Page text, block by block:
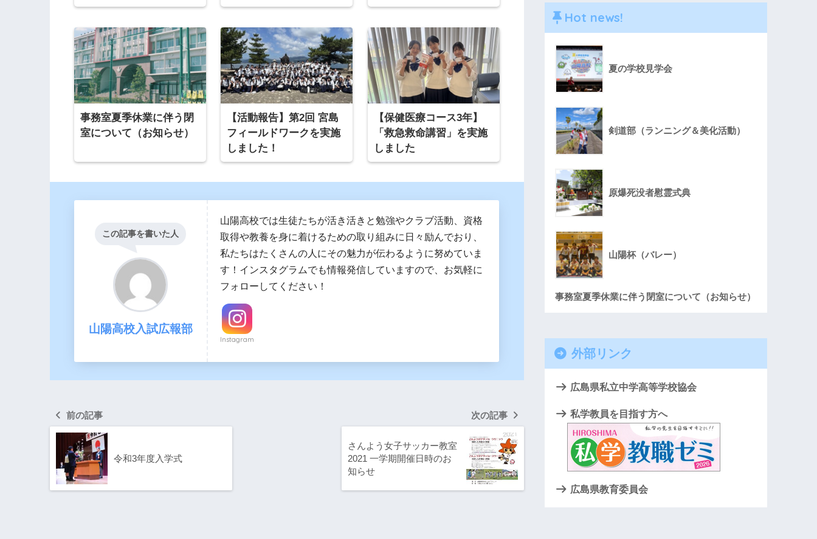
事務室夏季休業に伴う閉
室について（お知らせ）
【活動報告】第2回 宮島
フィールドワークを実施
しました！
【保健医療コース3年】
「救急救命講習」を実施
しました
この記事を書いた人
山陽高校入試広報部
山陽高校では生徒たちが活き活きと勉強やクラブ活動、資格
取得や教養を身に着けるための取り組みに日々励んでおり、
私たちはたくさんの人にその魅力が伝わるように努めていま
す！インスタグラムでも情報発信していますので、お気軽に
フォローしてください！
Instagram
前の記事
令和3年度入学式
次の記事
さんよう女子サッカー教室
2021 一学期開催日時のお
知らせ
Hot news!
夏の学校見学会
剣道部（ランニング＆美化活動）
原爆死没者慰霊式典
山陽杯（バレー）
事務室夏季休業に伴う閉室について（お知らせ）
外部リンク
広島県私立中学高等学校協会
私学教員を目指す方へ
広島県教育委員会